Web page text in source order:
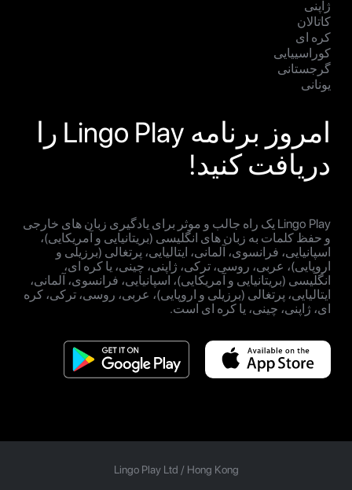
ژاپنی
کاتالان
کره ای
کوراسییایی
گرجستانی
یونانی
امروز برنامه Lingo Play را
دریافت کنید!
Lingo Play یک راه جالب و موثر برای یادگیری زبان های خارجی
و حفظ کلمات به زبان های انگلیسی (بریتانیایی و آمریکایی)،
اسپانیایی، فرانسوی، آلمانی، ایتالیایی، پرتغالی (برزیلی و
اروپایی)، عربی، روسی، ترکی، ژاپنی، چینی، یا کره ای،
انگلیسی (بریتانیایی و آمریکایی)، اسپانیایی، فرانسوی، آلمانی،
ایتالیایی، پرتغالی (برزیلی و اروپایی)، عربی، روسی، ترکی، کره
ای، ژاپنی، چینی، یا کره ای است.
Lingo Play Ltd / Hong Kong